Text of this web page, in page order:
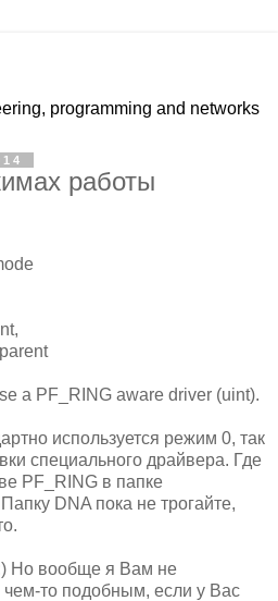
programming and networks
работы
a PF_RING aware driver (uint).
используется режим 0, так
специального драйвера. Где
PF_RING в папке
DNA пока не трогайте,
Но вообще я Вам не
то подобным, если у Вас